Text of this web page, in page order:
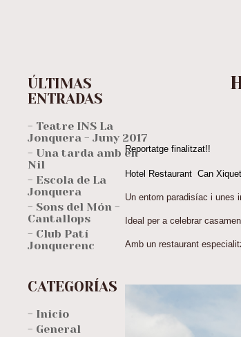
Reportatge finalitzat!!
Hotel Restaurant Can
Un entorn paradisíac i unes
Ideal per a celebrar
Amb un restaurant
ÚLTIMAS
ENTRADAS
- Teatre INS La
Jonquera - Juny 2017
- Una tarda amb en
Nil
- Escola de La
Jonquera
- Sons del Món -
Cantallops
- Club Patí
Jonquerenc
CATEGORÍAS
- Inicio
- General